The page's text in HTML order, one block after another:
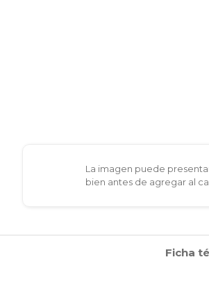
La imagen puede
bien antes de agregar al
Ficha